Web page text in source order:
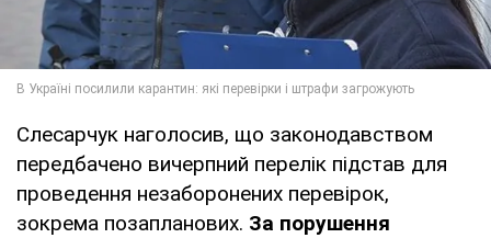
Слесарчук наголосив, що законодавством
передбачено вичерпний перелік підстав для
проведення незаборонених перевірок,
зокрема позапланових. За порушення